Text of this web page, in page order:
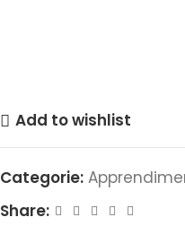
Add to wishlist
Categorie:
Share: